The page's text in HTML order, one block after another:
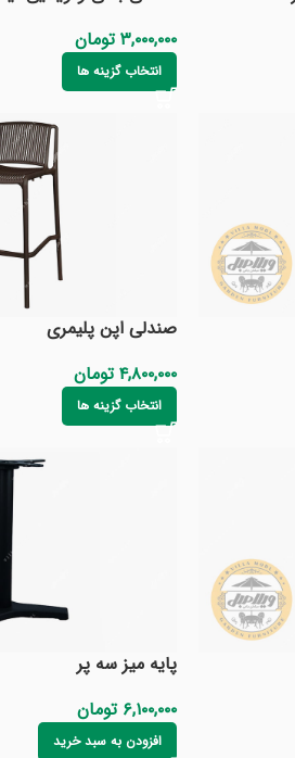
۳,۰۰۰,۰۰۰ تومان
انتخاب گزینه ها
صندلی اپن پلیمری
۴,۸۰۰,۰۰۰ تومان
انتخاب گزینه ها
پایه میز سه پر
۶,۱۰۰,۰۰۰ تومان
افزودن به سبد خرید